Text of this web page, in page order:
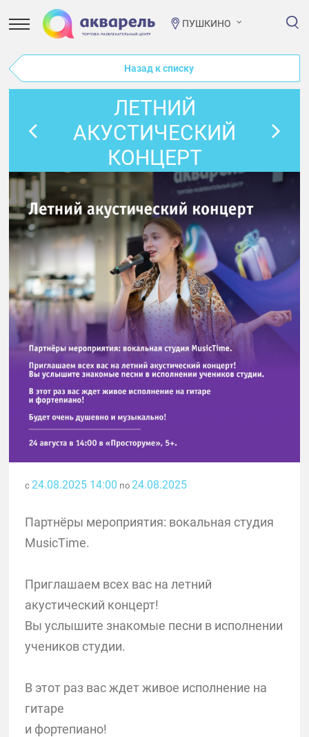
ПУШКИНО
Назад к списку
ЛЕТНИЙ
АКУСТИЧЕСКИЙ
КОНЦЕРТ
с 24.08.2025 14:00 по 24.08.2025
Партнёры мероприятия: вокальная студия
MusicTime.
Приглашаем всех вас на летний
акустический концерт!
Вы услышите знакомые песни в исполнении
учеников студии.
В этот раз вас ждет живое исполнение на
гитаре
и фортепиано!